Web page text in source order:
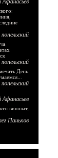
Афанасьев
попельский
попельский
День
попельский
Афанасьев
виноват,
Паньков